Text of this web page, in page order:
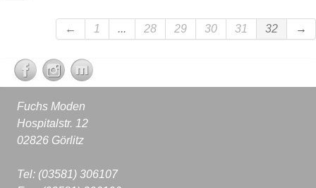
← 1 ... 28 29 30 31 32 →
Fuchs Moden
Hospitalstr. 12
02826 Görlitz
Tel: (03581) 306107